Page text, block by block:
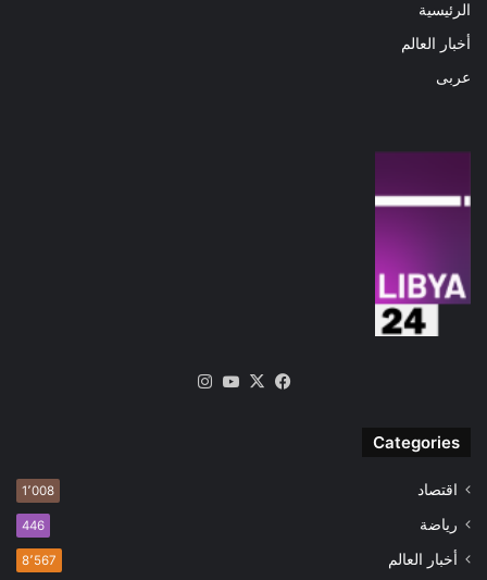
الرئيسية
أخبار العالم
عربى
فيسبوك
‫X
‫YouTube
Categories
اقتصاد 1٬008
رياضة 446
أخبار العالم 8٬567